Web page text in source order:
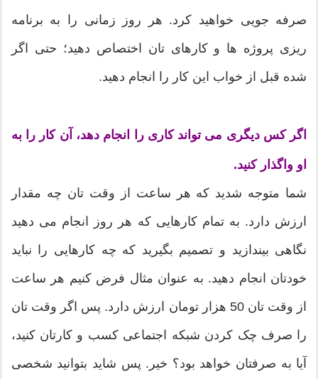
صرفه جویی خواهید کرد. هر روز زمانی را به برنامه
ریزی پروژه ها و کارهای تان اختصاص دهید؛ حتی اگر
شده قبل از خواب این کار را انجام دهید.
اگر کس دیگری می تواند کاری را انجام دهد، آن کار را به
او واگذار کنید.
شما متوجه شدید که هر ساعت از وقت تان چه مقدار
ارزش دارد. به تمام کارهایی که هر روز انجام می دهید
نگاهی بیندازید و تصمیم بگیرید که چه کارهایی را نباید
خودتان انجام دهید. به عنوان مثال فرض کنیم هر ساعت
از وقت تان 50 هزار تومان ارزش دارد. پس اگر وقت تان
را صرف چک کردن شبکه اجتماعی کسب و کارتان کنید،
آیا به صرفتان خواهد بود؟ خیر. پس شاید بتوانید شخصی